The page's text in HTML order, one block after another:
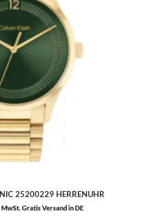
25200229 HERRENUHR
Gratis Versand in DE